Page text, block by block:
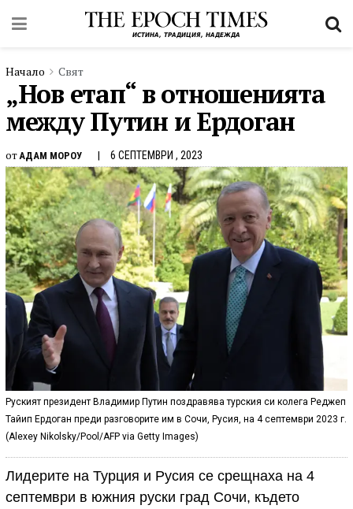
Начало Свят
„Нов етап“ в отношенията
между Путин и Ердоган
от АДАМ МОРОУ 6 СЕПТЕМВРИ , 2023
Руският президент Владимир Путин поздравява турския си колега Реджеп
Тайип Ердоган преди разговорите им в Сочи, Русия, на 4 септември 2023 г.
(Alexey Nikolsky/Pool/AFP via Getty Images)
Лидерите на Турция и Русия се срещнаха на 4
септември в южния руски град Сочи, където